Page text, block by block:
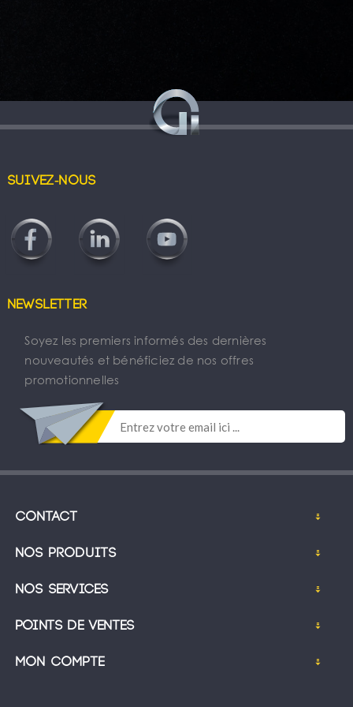
Suivez-nous
Newsletter
Soyez les premiers informés des dernières
nouveautés et bénéficiez de nos offres
promotionnelles
Contact
Nos produits
Nos services
Points de ventes
Mon compte